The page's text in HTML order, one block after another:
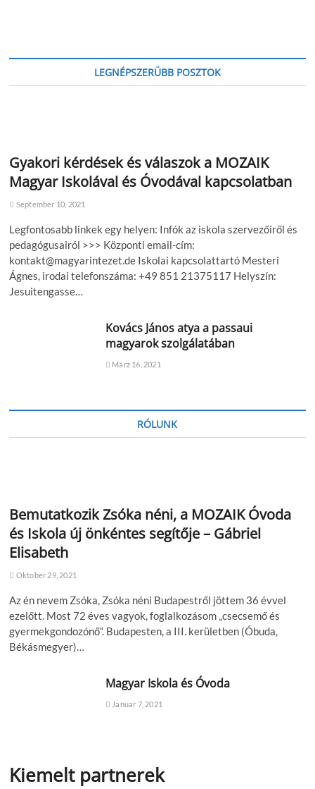
LEGNÉPSZERÜBB POSZTOK
Gyakori kérdések és válaszok a MOZAIK
Magyar Iskolával és Óvodával kapcsolatban
September 10, 2021
Legfontosabb linkek egy helyen: Infók az iskola szervezőiről és
pedagógusairól >>> Központi email-cím:
kontakt@magyarintezet.de Iskolai kapcsolattartó Mesteri
Ágnes, irodai telefonszáma: +49 851 21375117 Helyszín:
Jesuitengasse…
Kovács János atya a passaui
magyarok szolgálatában
März 16, 2021
RÓLUNK
Bemutatkozik Zsóka néni, a MOZAIK Óvoda
és Iskola új önkéntes segítője – Gábriel
Elisabeth
Oktober 29, 2021
Az én nevem Zsóka, Zsóka néni Budapestről jöttem 36 évvel
ezelőtt. Most 72 éves vagyok, foglalkozásom „csecsemő és
gyermekgondozónő“. Budapesten, a III. kerületben (Óbuda,
Békásmegyer)…
Magyar Iskola és Óvoda
Januar 7, 2021
Kiemelt partnerek